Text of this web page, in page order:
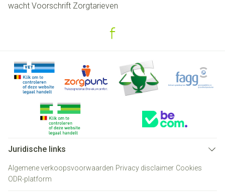
wacht Voorschrift Zorgtarieven
Juridische links
Algemene verkoopsvoorwaarden Privacy disclaimer Cookies
ODR-platform